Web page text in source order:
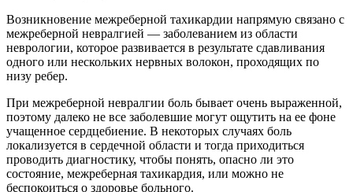
Возникновение межреберной тахикардии напрямую связано с
межреберной невралгией — заболеванием из области
неврологии, которое развивается в результате сдавливания
одного или нескольких нервных волокон, проходящих по
низу ребер.
При межреберной невралгии боль бывает очень выраженной,
поэтому далеко не все заболевшие могут ощутить на ее фоне
учащенное сердцебиение. В некоторых случаях боль
локализуется в сердечной области и тогда приходиться
проводить диагностику, чтобы понять, опасно ли это
состояние, межреберная тахикардия, или можно не
беспокоиться о здоровье больного.